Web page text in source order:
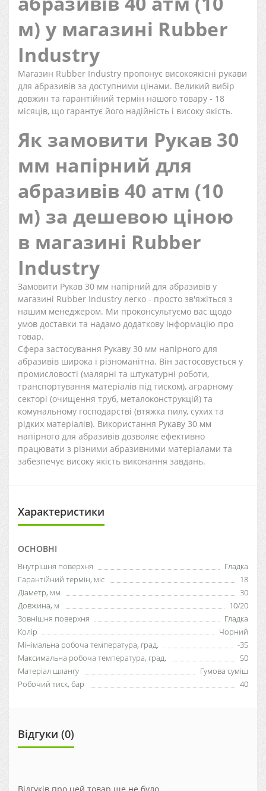
м) у магазині Rubber
Industry
Магазин Rubber Industry пропонує високоякісні рукави
для абразивів за доступними цінами. Великий вибір
довжин та гарантійний термін нашого товару - 18
місяців, що гарантує його надійність і високу якість.
Як замовити Рукав 30
мм напірний для
абразивів 40 атм (10
м) за дешевою ціною
в магазині Rubber
Industry
Замовити Рукав 30 мм напірний для абразивів у
магазині Rubber Industry легко - просто зв'яжіться з
нашим менеджером. Ми проконсультуємо вас щодо
умов доставки та надамо додаткову інформацію про
товар.
Сфера застосування Рукаву 30 мм напірного для
абразивів широка і різноманітна. Він застосовується у
промисловості (малярні та штукатурні роботи,
транспортування матеріалів під тиском), аграрному
секторі (очищення труб, металоконструкцій) та
комунальному господарстві (втяжка пилу, сухих та
рідких матеріалів). Використання Рукаву 30 мм
напірного для абразивів дозволяє ефективно
працювати з різними абразивними матеріалами та
забезпечує високу якість виконання завдань.
Характеристики
ОСНОВНІ
Внутрішня поверхня
Гладка
Гарантійний термін, міс
18
Діаметр, мм
30
Довжина, м
10/20
Зовнішня поверхня
Гладка
Колір
Чорний
Мінімальна робоча температура, град.
-35
Максимальна робоча температура, град.
50
Матеріал шлангу
Гумова суміш
Робочий тиск, бар
40
Відгуки (0)
Відгуків про цей товар ще не було.